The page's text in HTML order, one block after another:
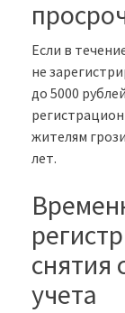
Если в
не
до 5000
жителям
лет.
снятия
учета